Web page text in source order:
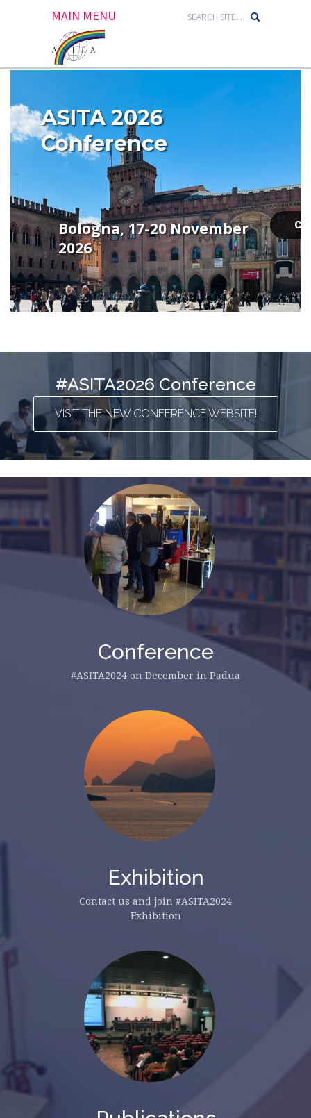
MAIN MENU
ASITA 2026
Conference
Bologna, 17-20 November
2026
#ASITA2026 Conference
VISIT THE NEW CONFERENCE WEBSITE!
Conference
#ASITA2024 on December in Padua
Exhibition
Contact us and join #ASITA2024
Exhibition